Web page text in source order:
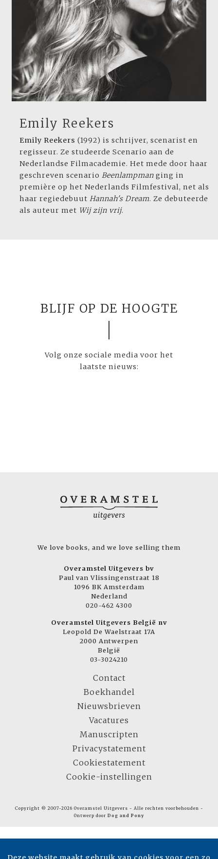
Emily Reekers
Emily Reekers (1992) is schrijver, scenarist en
regisseur. Ze studeerde Scenario aan de
Nederlandse Filmacademie. Het mede door haar
geschreven scenario Beenlampman ging in
première op het Nederlands Filmfestival, net als
haar regiedebuut Hannah's Dream. Ze debuteerde
als auteur met Wij zijn vrij.
BLIJF OP DE HOOGTE
Volg onze sociale media voor het
laatste nieuws:
We love books, and we love selling them
Overamstel Uitgevers bv
Paul van Vlissingenstraat 18
1096 BK Amsterdam
Nederland
020-462 4300
Overamstel Uitgevers België nv
Leopold De Waelstraat 17A
2000 Antwerpen
België
03-3024210
Contact
Boekhandel
Nieuwsbrieven
Vacatures
Manuscripten
Privacystatement
Cookiestatement
Cookie-instellingen
Copyright © 2007-2026 Overamstel Uitgevers - Alle rechten voorbehouden -
Ontwerp door Dog and Pony